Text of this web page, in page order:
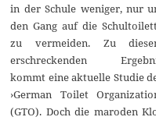
in der Schule weniger, nur
den Gang auf die
zu vermeiden. Zu
erschreckenden
kommt eine aktuelle Studie
›German Toilet
(GTO). Doch die maroden